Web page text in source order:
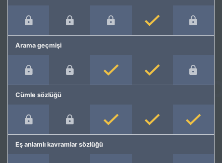
Arama geçmişi
Cümle sözlüğü
Eş anlamlı kavramlar sözlüğü